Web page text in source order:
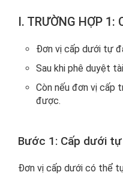
I. TRƯỜNG HỢP 1:
Đơn vị cấp dưới tự
Sau khi phê duyệt
Còn nếu đơn vị cấp
được.
Bước 1: Cấp dưới
Đơn vị cấp dưới có thể